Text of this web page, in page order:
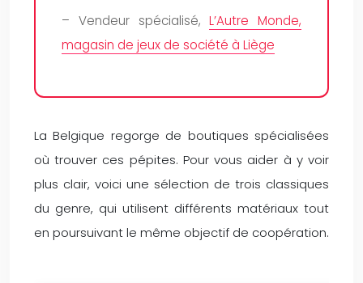
– Vendeur spécialisé,L’Autre Monde,
magasin de jeux de société à Liège
La Belgique regorge de boutiques spécialisées
où trouver ces pépites. Pour vous aider à y voir
plus clair, voici une sélection de trois classiques
du genre, qui utilisent différents matériaux tout
en poursuivant le même objectif de coopération.